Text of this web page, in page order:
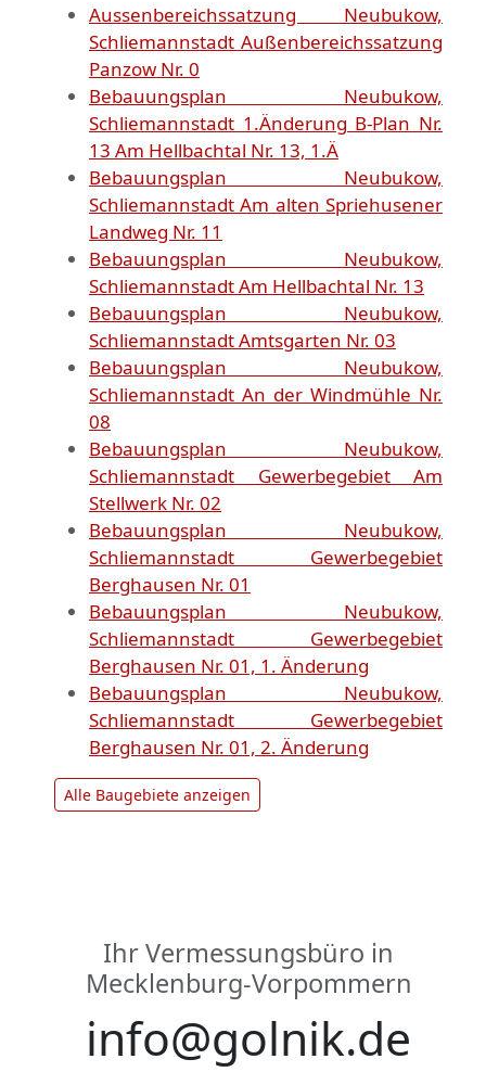
Aussenbereichssatzung Neubukow,
Schliemannstadt Außenbereichssatzung
Panzow Nr. 0
Bebauungsplan Neubukow,
Schliemannstadt 1.Änderung B-Plan Nr.
13 Am Hellbachtal Nr. 13, 1.Ä
Bebauungsplan Neubukow,
Schliemannstadt Am alten Spriehusener
Landweg Nr. 11
Bebauungsplan Neubukow,
Schliemannstadt Am Hellbachtal Nr. 13
Bebauungsplan Neubukow,
Schliemannstadt Amtsgarten Nr. 03
Bebauungsplan Neubukow,
Schliemannstadt An der Windmühle Nr.
08
Bebauungsplan Neubukow,
Schliemannstadt Gewerbegebiet Am
Stellwerk Nr. 02
Bebauungsplan Neubukow,
Schliemannstadt Gewerbegebiet
Berghausen Nr. 01
Bebauungsplan Neubukow,
Schliemannstadt Gewerbegebiet
Berghausen Nr. 01, 1. Änderung
Bebauungsplan Neubukow,
Schliemannstadt Gewerbegebiet
Berghausen Nr. 01, 2. Änderung
Alle Baugebiete anzeigen
Ihr Vermessungsbüro in
Mecklenburg-Vorpommern
info@golnik.de